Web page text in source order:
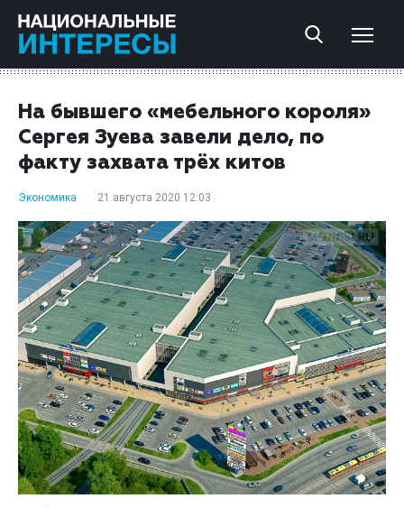
На бывшего «мебельного короля»
Сергея Зуева завели дело, по
факту захвата трёх китов
Экономика 21 августа 2020 12:03